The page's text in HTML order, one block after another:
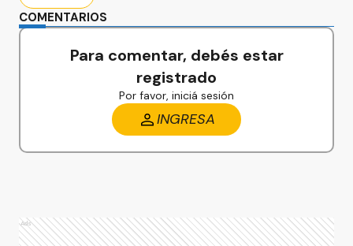
COMENTARIOS
Para comentar, debés estar
registrado
Por favor, iniciá sesión
INGRESA
Ads